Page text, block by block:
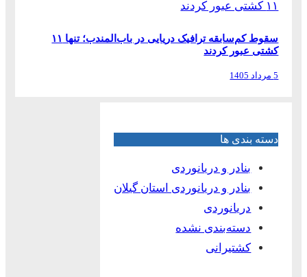
سقوط کم‌سابقه ترافیک دریایی در باب‌المندب؛ تنها ۱۱
کشتی عبور کردند
5 مرداد 1405
دسته بندی ها
بنادر و دریانوردی
بنادر و دریانوردی استان گیلان
دریانوردی
دسته‌بندی نشده
کشتیرانی